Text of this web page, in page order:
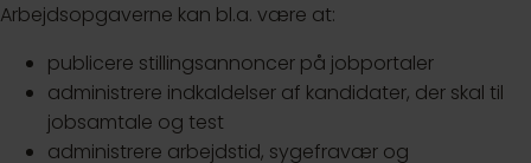
Arbejdsopgaverne kan bl.a. være at:
publicere stillingsannoncer på jobportaler
administrere indkaldelser af kandidater, der skal til
jobsamtale og test
administrere arbejdstid, sygefravær og